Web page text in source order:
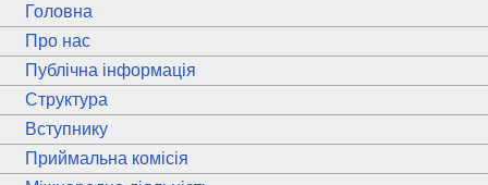
Головна
Про нас
Публічна інформація
Структура
Вступнику
Приймальна комісія